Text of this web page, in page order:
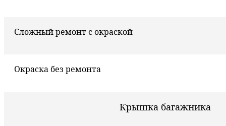
Сложный ремонт с окраской
Окраска без ремонта
Крышка багажника